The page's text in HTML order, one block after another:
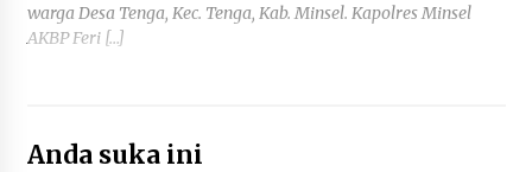
warga Desa Tenga, Kec. Tenga, Kab. Minsel. Kapolres Minsel
AKBP Feri […]
Anda suka ini